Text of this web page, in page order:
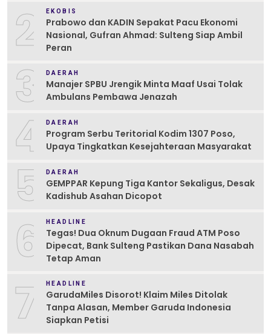
2 EKOBIS
Prabowo dan KADIN Sepakat Pacu Ekonomi
Nasional, Gufran Ahmad: Sulteng Siap Ambil
Peran
3 DAERAH
Manajer SPBU Jrengik Minta Maaf Usai Tolak
Ambulans Pembawa Jenazah
4 DAERAH
Program Serbu Teritorial Kodim 1307 Poso,
Upaya Tingkatkan Kesejahteraan Masyarakat
5 DAERAH
GEMPPAR Kepung Tiga Kantor Sekaligus, Desak
Kadishub Asahan Dicopot
6 HEADLINE
Tegas! Dua Oknum Dugaan Fraud ATM Poso
Dipecat, Bank Sulteng Pastikan Dana Nasabah
Tetap Aman
7 HEADLINE
GarudaMiles Disorot! Klaim Miles Ditolak
Tanpa Alasan, Member Garuda Indonesia
Siapkan Petisi